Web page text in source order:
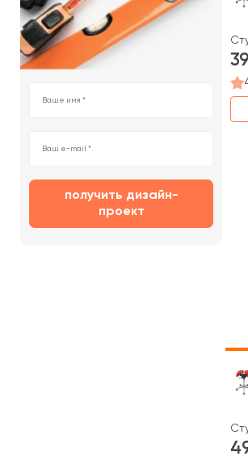
получить дизайн-
проект